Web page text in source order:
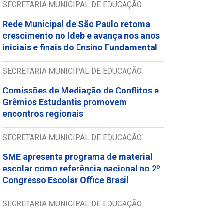
SECRETARIA MUNICIPAL DE EDUCAÇÃO
Rede Municipal de São Paulo retoma
crescimento no Ideb e avança nos anos
iniciais e finais do Ensino Fundamental
SECRETARIA MUNICIPAL DE EDUCAÇÃO
Comissões de Mediação de Conflitos e
Grêmios Estudantis promovem
encontros regionais
SECRETARIA MUNICIPAL DE EDUCAÇÃO
SME apresenta programa de material
escolar como referência nacional no 2º
Congresso Escolar Office Brasil
SECRETARIA MUNICIPAL DE EDUCAÇÃO